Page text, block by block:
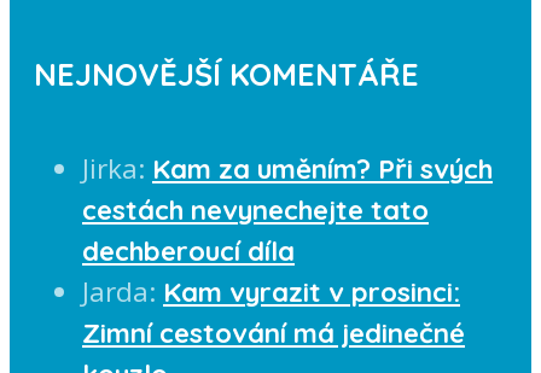
NEJNOVĚJŠÍ KOMENTÁŘE
Jirka: Kam za uměním? Při svých
cestách nevynechejte tato
dechberoucí díla
Jarda: Kam vyrazit v prosinci:
Zimní cestování má jedinečné